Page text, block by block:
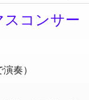
スコンサー
奏）